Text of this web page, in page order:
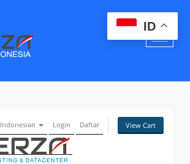
Indonesian Login Daftar View Cart
ID